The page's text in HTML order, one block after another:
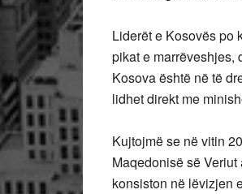
Liderët e Kosovës po
pikat e marrëveshjes,
Kosova është në të
lidhet direkt me
Kujtojmë se në vitin
Maqedonisë së
konsiston në lëvizjen